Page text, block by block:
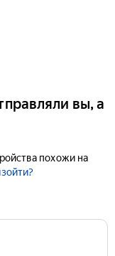
вы, а
похожи на